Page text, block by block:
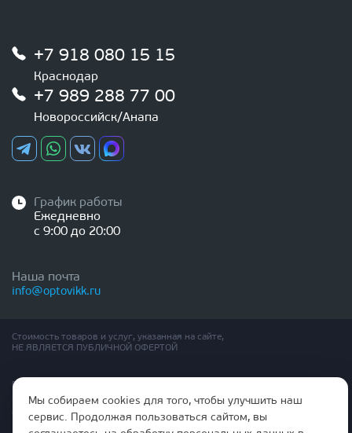
+7 918 080 15 15
Краснодар
+7 989 288 77 00
Новороссийск/Анапа
График работы
Ежедневно
с 9:00 до 20:00
Наша почта
info@optovikk.ru
Стоимость товаров и услуг, указанная на сайте,
НЕ ЯВЛЯЕТСЯ ПУБЛИЧНОЙ ОФЕРТОЙ
Правила эксплутации входных и межкомнатных дверей
Политика обработки персональных данных
Согласие на обработку персональных данных
Мы собираем cookies для того, чтобы улучшить наш
сервис. Продолжая пользоваться сайтом, вы